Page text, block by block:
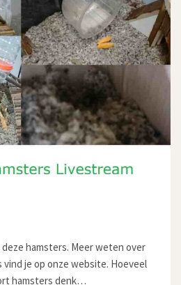
hamsters. Meer weten over
je op onze website. Hoeveel
hamsters denk…